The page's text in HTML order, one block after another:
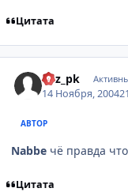
Цитата
Rez_pk
14 Ноября, 2004
АВТОР
Nabbe чё правда
Цитата